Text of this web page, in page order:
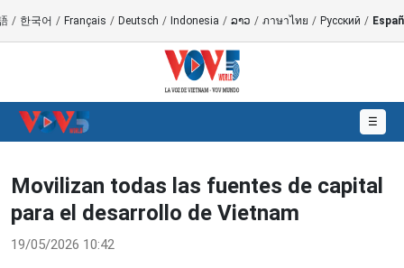
/ 한국어 / Français / Deutsch / Indonesia / ລາວ / ภาษาไทย / Русский /
☰
Movilizan todas las fuentes de capital
para el desarrollo de Vietnam
19/05/2026 10:42